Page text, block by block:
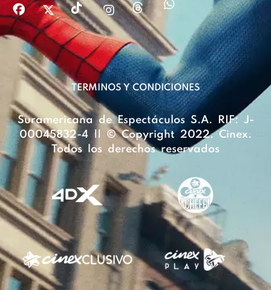
TERMINOS Y CONDICIONES
Suramericana de Espectáculos S.A. RIF: J-
00045832-4 || © Copyright 2022. Cinex.
Todos los derechos reservados